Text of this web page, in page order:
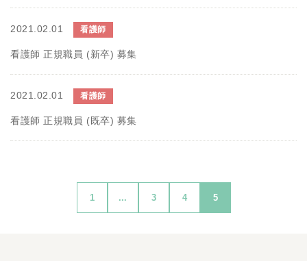
2021.02.01 看護師
看護師 正規職員 (新卒) 募集
2021.02.01 看護師
看護師 正規職員 (既卒) 募集
1 ... 3 4 5